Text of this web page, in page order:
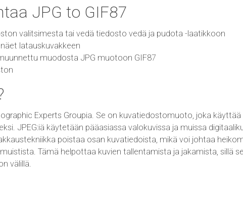
JPG to GIF87
valitsimesta tai vedä tiedosto vedä ja pudota -laatikkoon
latauskuvakkeen
muodosta JPG muotoon GIF87
Experts Groupia. Se on kuvatiedostomuoto, joka
JPEG:iä käytetään pääasiassa valokuvissa ja muissa
poistaa osan kuvatiedoista, mikä voi johtaa
Tämä helpottaa kuvien tallentamista ja jakamista, sillä
välillä.